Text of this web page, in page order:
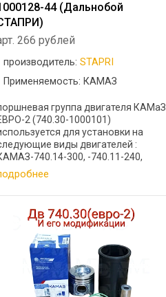
44 (Дальнобой
266 рублей
производитель: STAPRI
Применяемость: КАМАЗ
группа двигателя КАМаЗ
2 (740.30-1000101)
для установки на
виды двигателей :
740.14-300, -740.11-240,
260, -740.30-260 (Euro-II).
Автомобили КАМАЗ, УРАЛ,
МАЗ, автобусы ЛИАЗ, ЛАЗ, ...